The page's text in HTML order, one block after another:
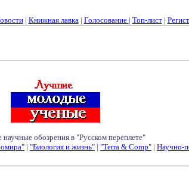
| Книжная лавка| Голосование | Топ-лист|
научные обозрения в "Русском переплете"
| "Биология и жизнь" | "Terra & Comp" | Научно-